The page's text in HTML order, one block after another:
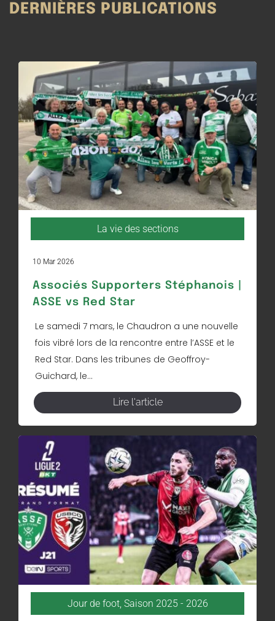
DERNIÈRES PUBLICATIONS
La vie des sections
10 Mar 2026
Associés Supporters Stéphanois |
ASSE vs Red Star
Le samedi 7 mars, le Chaudron a une nouvelle
fois vibré lors de la rencontre entre l’ASSE et le
Red Star. Dans les tribunes de Geoffroy-
Guichard, le...
Lire l'article
Jour de foot, Saison 2025 - 2026